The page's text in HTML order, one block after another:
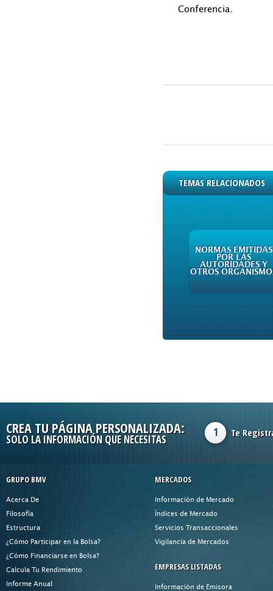
Conferencia.
TEMAS RELACIONADOS
NORMAS EMITIDAS
POR LAS
AUTORIDADES Y
OTROS
CREA TU PÁGINA PERSONALIZADA:
SOLO LA INFORMACIÓN QUE NECESITAS
1 Te
GRUPO BMV
Acerca De
Filosofía
Estructura
¿Cómo Participar en la Bolsa?
¿Cómo Financiarse en Bolsa?
Calcula Tu Rendimiento
Informe Anual
MERCADOS
Información de Mercado
Índices de Mercado
Servicios Transaccionales
Vigilancia de Mercados
EMPRESAS LISTADAS
Información de Emisora